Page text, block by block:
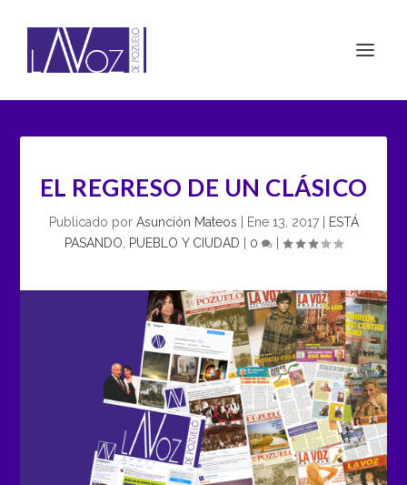
EL REGRESO DE UN CLÁSICO
Publicado por Asunción Mateos Ene 13, 2017|
ESTÁ
PASANDO
PUEBLO Y CIUDAD 0